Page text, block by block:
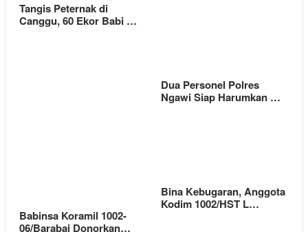
Tangis Peternak di
Canggu, 60 Ekor Babi …
Dua Personel Polres
Ngawi Siap Harumkan …
Babinsa Koramil 1002-
06/Barabai Donorkan…
Bina Kebugaran, Anggota
Kodim 1002/HST L…